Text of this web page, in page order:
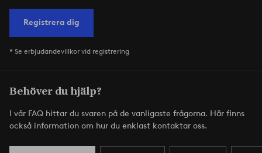
Registrera dig
* Se erbjudandevillkor vid registrering
Behöver du hjälp?
I vår FAQ hittar du svaren på de vanligaste frågorna. Här finns
också information om hur du enklast kontaktar oss.